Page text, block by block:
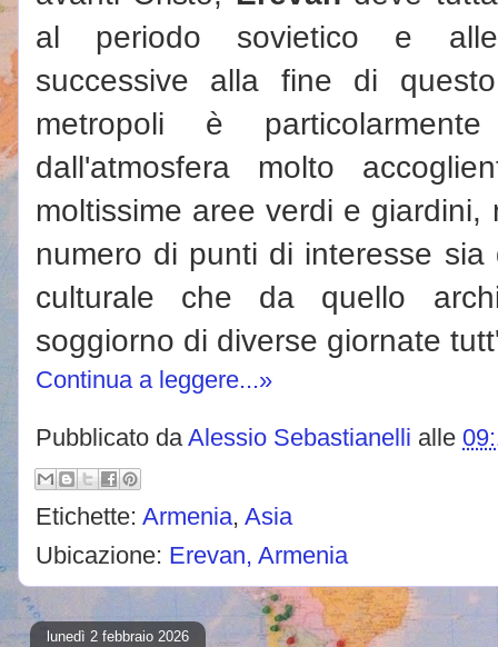
al periodo sovietico e alle
successive alla fine di
metropoli è
dall'atmosfera molto
moltissime aree verdi e
numero di punti di interesse
culturale che da quello
soggiorno di diverse giornate
Continua a leggere...»
Pubblicato daAlessio Sebastianelli alle
Etichette: Armenia, Asia
Ubicazione: Erevan, Armenia
lunedì 2 febbraio 2026